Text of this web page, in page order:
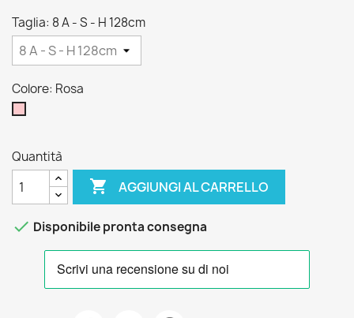
Taglia: 8 A - S - H 128cm
Colore: Rosa
Quantità
 AGGIUNGI AL CARRELLO
 Disponibile pronta consegna